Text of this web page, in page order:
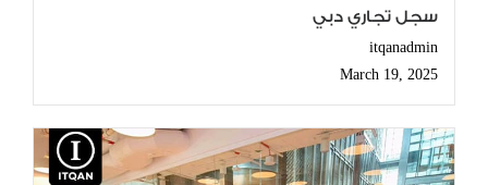
سجل تجاري دبي
itqanadmin
March 19, 2025